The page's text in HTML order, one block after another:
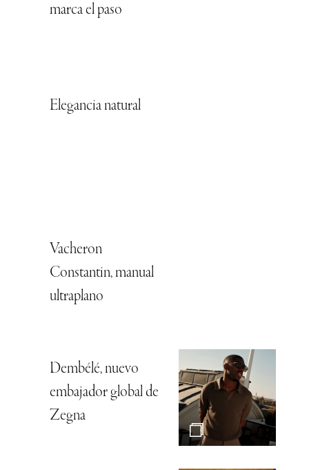
marca el paso
Elegancia natural
Vacheron
Constantin, manual
ultraplano
Dembélé, nuevo
embajador global de
Zegna